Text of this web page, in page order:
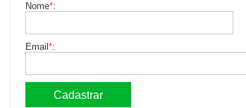
Nome*:
Email *: